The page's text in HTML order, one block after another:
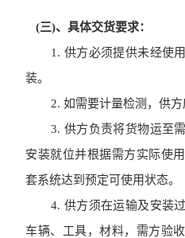
(三)、具体交货要求：
1. 供方必须提供未经使
装。
2.如需要计量检测，供方
3. 供方负责将货物运至
安装就位并根据需方实际使
套系统达到预定可使用状态。
4. 供方须在运输及安装
车辆、工具，材料，需方验